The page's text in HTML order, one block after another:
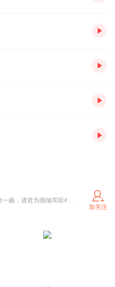
喜播声工场签约主播#与君歌一曲，请君为我倾耳听# 有声书《民间阴阳诡事录》等正在热播，欢迎大家订阅收听哦 ！
加关注